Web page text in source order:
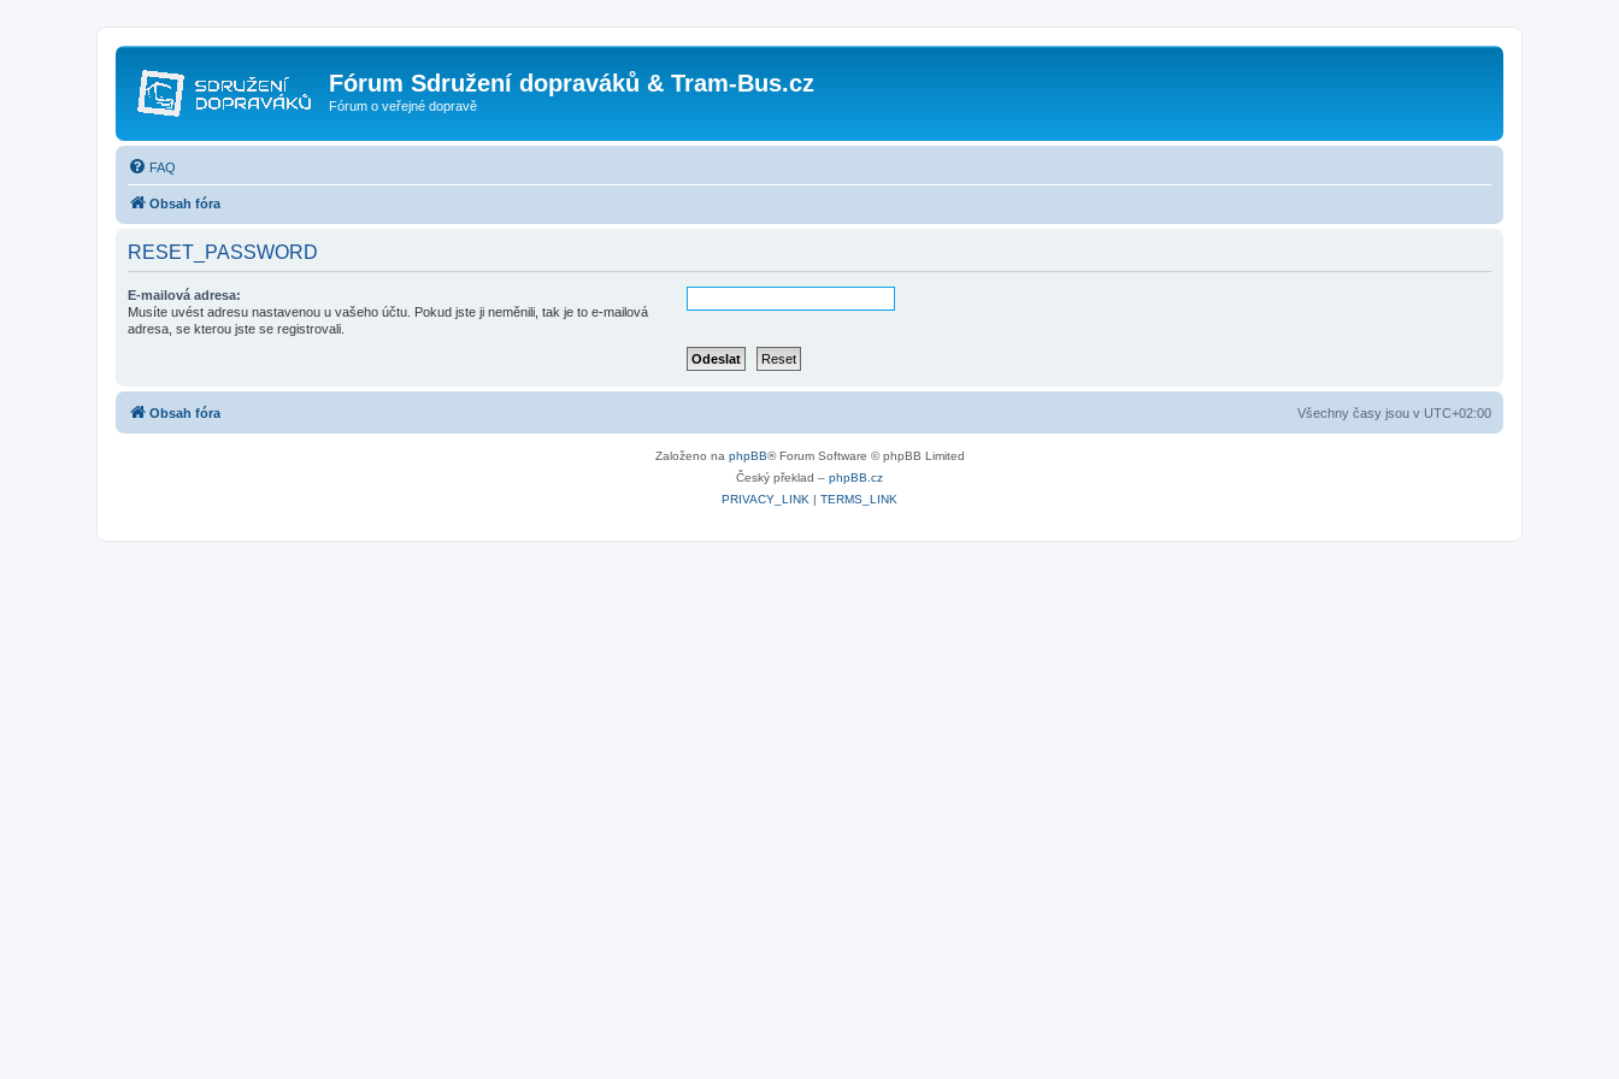
Fórum Sdružení dopraváků & Tram-Bus.cz
Fórum o veřejné dopravě
FAQ
Obsah fóra
RESET_PASSWORD
E-mailová adresa:
Musíte uvést adresu nastavenou u vašeho účtu. Pokud jste ji neměnili, tak je to e-mailová
adresa, se kterou jste se registrovali.
Obsah fóra Všechny časy jsou v UTC+02:00
Založeno na phpBB® Forum Software © phpBB Limited
Český překlad – phpBB.cz
PRIVACY_LINK | TERMS_LINK